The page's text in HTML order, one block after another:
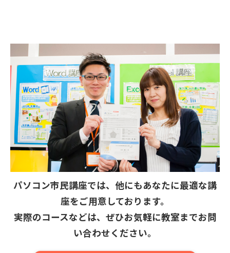
パソコン市民講座では、他にもあなたに最適な講
座をご用意しております。
実際のコースなどは、ぜひお気軽に教室までお問
い合わせください。